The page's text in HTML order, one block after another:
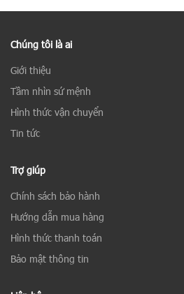
Chúng tôi là ai
Giới thiệu
Tầm nhìn sứ mệnh
Hình thức vận chuyển
Tin tức
Trợ giúp
Chính sách bảo hành
Hướng dẫn mua hàng
Hình thức thanh toán
Bảo mật thông tin